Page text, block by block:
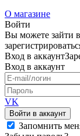
О магазине
Войти
Вы можете зайти
Вход в аккаунт
Вход в аккаунт
VK
Войти в аккаунт
Запомнить